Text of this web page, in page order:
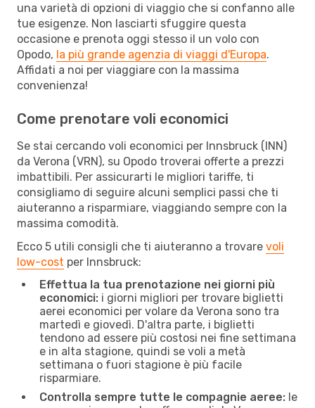
una varietà di opzioni di viaggio che si confanno alle
tue esigenze. Non lasciarti sfuggire questa
occasione e prenota oggi stesso il un volo con
Opodo, la più grande agenzia di viaggi d'Europa.
Affidati a noi per viaggiare con la massima
convenienza!
Come prenotare voli economici
Se stai cercando voli economici per Innsbruck (INN)
da Verona (VRN), su Opodo troverai offerte a prezzi
imbattibili. Per assicurarti le migliori tariffe, ti
consigliamo di seguire alcuni semplici passi che ti
aiuteranno a risparmiare, viaggiando sempre con la
massima comodità.
Ecco 5 utili consigli che ti aiuteranno a trovare voli
low-cost per Innsbruck:
Effettua la tua prenotazione nei giorni più
economici: i giorni migliori per trovare biglietti
aerei economici per volare da Verona sono tra
martedì e giovedì. D'altra parte, i biglietti
tendono ad essere più costosi nei fine settimana
e in alta stagione, quindi se voli a metà
settimana o fuori stagione è più facile
risparmiare.
Controlla sempre tutte le compagnie aeree: le